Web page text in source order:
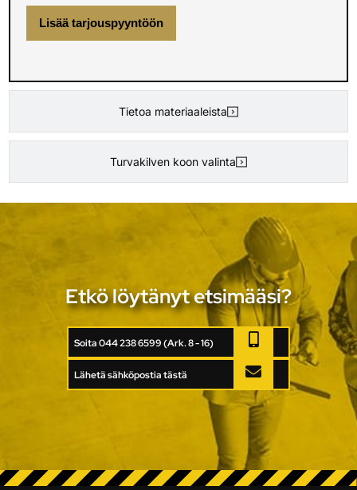
Tietoa materiaaleista
Turvakilven koon valinta
Lisää tarjouspyyntöön
Etkö löytänyt etsimääsi?
Soita 044 238 6599 (Ark. 8 - 16)
Lähetä sähköpostia tästä